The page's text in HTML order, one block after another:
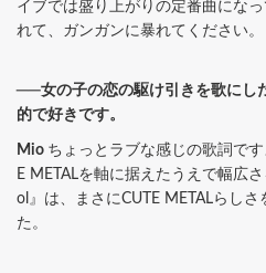
イブでは盛り上がりの定番曲にな
れて、ガンガンに暴れてください。
──女の子の恋の駆け引きを歌にし
的で好きです。
Mio ちょっとラブな感じの歌詞で
E METALを軸に据えたうえで幅広
ol』は、まさにCUTE METALらし
た。